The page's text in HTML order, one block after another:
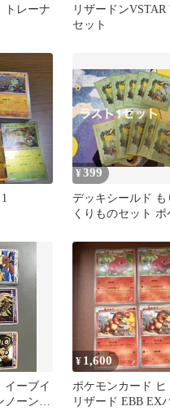
トレーナ
リザードンVSTAR
セット
¥399
デッキシールド も
くりものセット ポ
イーブイ
ノーン 3
¥ 1,600
ポケモンカード ヒ
リザード EBB EX